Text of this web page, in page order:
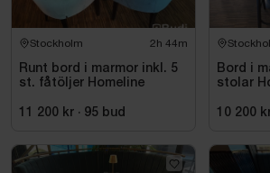
Stockholm 2h 44m
Runt bord i marmor inkl. 5
st. fåtöljer Homeline
11 200 kr · 95 bud
Bord i
stolar
10 200